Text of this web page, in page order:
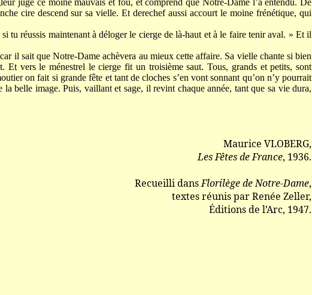
juge ce moine mauvais et fou, et comprend que Notre-Dame l’a entendu. De
cire descend sur sa vielle. Et derechef aussi accourt le moine frénétique, qui
tu réussis maintenant à déloger le cierge de là-haut et à le faire tenir aval. » Et il
il sait que Notre-Dame achèvera au mieux cette affaire. Sa vielle chante si bien
Et vers le ménestrel le cierge fit un troisième saut. Tous, grands et petits, sont
on fait si grande fête et tant de cloches s’en vont sonnant qu’on n’y pourrait
belle image. Puis, vaillant et sage, il revint chaque année, tant que sa vie dura,
Maurice VLOBERG,
Les Fêtes de France, 1936.
Recueilli dansFlorilège de Notre-Dame,
textes réunis par Renée Zeller,
Éditions de l’Arc, 1947.